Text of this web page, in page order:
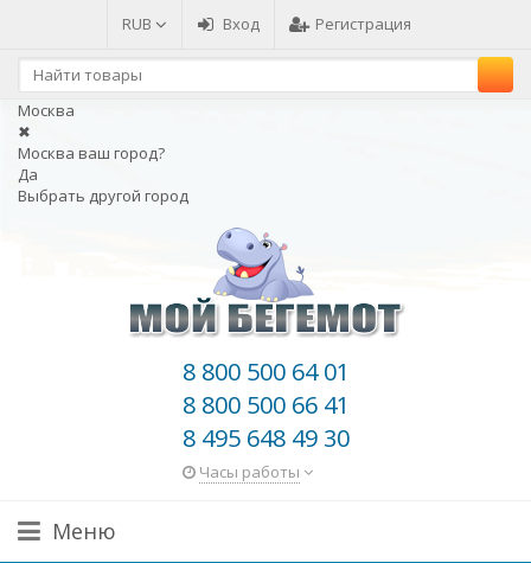
RUB Вход Регистрация
Москва
✖
Москва ваш город?
Да
Выбрать другой город
8 800 500 64 01
8 800 500 66 41
8 495 648 49 30
Часы работы
Меню